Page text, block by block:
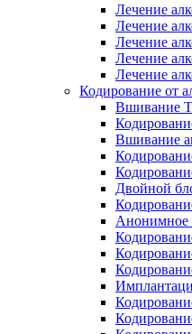
Лечение
Лечение
Лечение
Лечение
Лечение
Кодирование от
Вшивание
Вшивание
Двойной
Анонимное